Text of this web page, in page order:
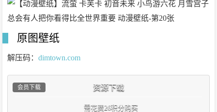
原图壁纸
解压码： dimtown.com
资源下载
会员下载
需花费26积分购买